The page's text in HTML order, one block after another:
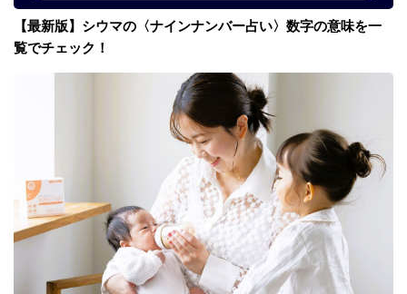
【最新版】シウマの〈ナインナンバー占い〉数字の意味を一
覧でチェック！